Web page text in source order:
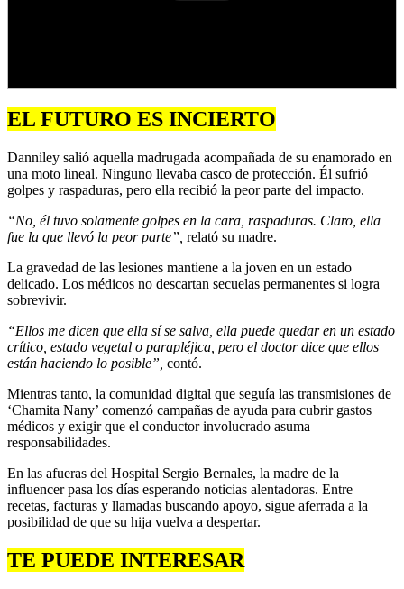
EL FUTURO ES INCIERTO
Danniley salió aquella madrugada acompañada de su enamorado en
una moto lineal. Ninguno llevaba casco de protección. Él sufrió
golpes y raspaduras, pero ella recibió la peor parte del impacto.
“No, él tuvo solamente golpes en la cara, raspaduras. Claro, ella
fue la que llevó la peor parte”, relató su madre.
La gravedad de las lesiones mantiene a la joven en un estado
delicado. Los médicos no descartan secuelas permanentes si logra
sobrevivir.
“Ellos me dicen que ella sí se salva, ella puede quedar en un estado
crítico, estado vegetal o parapléjica, pero el doctor dice que ellos
están haciendo lo posible”, contó.
Mientras tanto, la comunidad digital que seguía las transmisiones de
‘Chamita Nany’ comenzó campañas de ayuda para cubrir gastos
médicos y exigir que el conductor involucrado asuma
responsabilidades.
En las afueras del Hospital Sergio Bernales, la madre de la
influencer pasa los días esperando noticias alentadoras. Entre
recetas, facturas y llamadas buscando apoyo, sigue aferrada a la
posibilidad de que su hija vuelva a despertar.
TE PUEDE INTERESAR